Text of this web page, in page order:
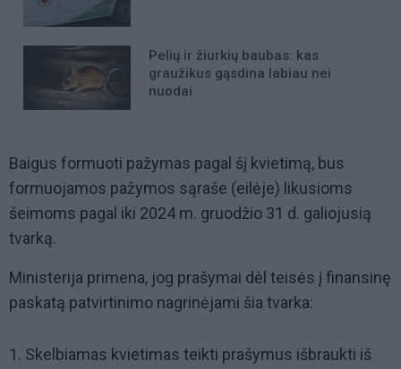
Pelių ir žiurkių baubas: kas
graužikus gąsdina labiau nei
nuodai
Baigus formuoti pažymas pagal šį kvietimą, bus
formuojamos pažymos sąraše (eilėje) likusioms
šeimoms pagal iki 2024 m. gruodžio 31 d. galiojusią
tvarką.
Ministerija primena, jog prašymai dėl teisės į finansinę
paskatą patvirtinimo nagrinėjami šia tvarka:
1. Skelbiamas kvietimas teikti prašymus išbraukti iš